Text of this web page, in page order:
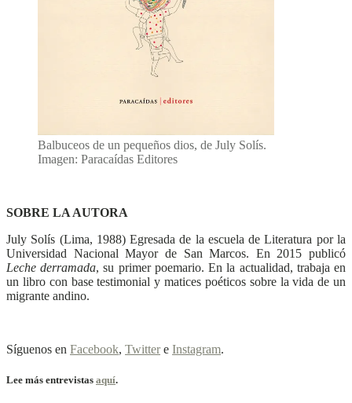
Balbuceos de un pequeños dios, de July Solís.
Imagen: Paracaídas Editores
SOBRE LA AUTORA
July Solís (Lima, 1988) Egresada de la escuela de Literatura por la
Universidad Nacional Mayor de San Marcos. En 2015 publicó
Leche derramada, su primer poemario. En la actualidad, trabaja en
un libro con base testimonial y matices poéticos sobre la vida de un
migrante andino.
Síguenos en Facebook, Twittere Instagram.
Lee más entrevistas aquí.